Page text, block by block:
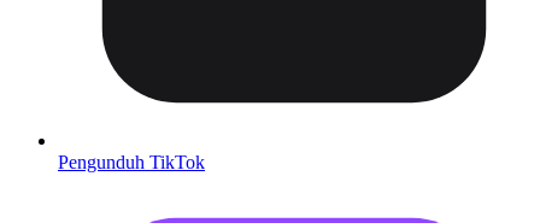
Pengunduh TikTok